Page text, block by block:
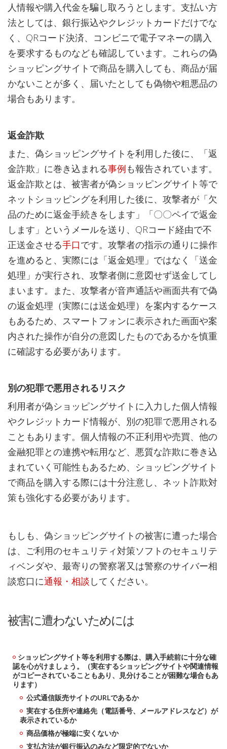
人情報や購入代金を騙し取ろうとします。支払い方
法としては、銀行振込やクレジットカードだけでな
く、QRコード決済、コンビニで電子マネーの購入
を要求するものなども確認しています。これらの偽
ショッピングサイトで商品を購入しても、商品が届
かないことが多く、届いたとしても偽物や粗悪品の
場合もあります。
返金詐欺
また、偽ショッピングサイトを利用した後に、「返
金詐欺」に巻き込まれる事例も報告されています。
返金詐欺とは、被害者が偽ショッピングサイト等で
ネットショッピングを利用した後に、攻撃者が「欠
品のために返金手続きをします」「〇〇ペイで返金
します」というメールを送り、QRコード経由で不
正送金させる手口です。攻撃者の指示の通りに操作
を進めると、実際には「返金処理」ではなく「送金
処理」が実行され、攻撃者側に意図せず送金してし
まいます。また、攻撃者が音声通話や画面共有で偽
の返金処理（実際には送金処理）を案内するケース
もあるため、スマートフォンに表示された画面や案
内された操作が自分の意図したものであるかを慎重
に確認する必要があります。
別の犯罪で悪用されるリスク
利用者が偽ショッピングサイトに入力した個人情報
やクレジットカード情報が、別の犯罪で悪用される
こともあります。個人情報の不正利用や売買、他の
金融犯罪との連携や転用など、悪質な詐欺に巻き込
まれていく可能性もあるため、ショッピングサイト
で商品を購入する際には十分注意し、ネット詐欺対
策も強化する必要があります。
もしも、偽ショッピングサイトの被害に遭った場合
は、ご利用のセキュリティ対策ソフトのセキュリテ
ィベンダや、最寄りの警察署又は警察のサイバー相
談窓口に通報・相談 してください。
被害に遭わないためには
ショッピングサイト等を利用する際は、購入手続前に十分な確
認を心がけましょう。（実在するショッピングサイトや関連情報
がコピーされていることもあり、見分けることが困難な場合もあ
ります）
公式通信販売サイトのURLであるか
実在する住所や連絡先（電話番号、メールアドレスなど）が
表示されているか
商品価格が極端に安くないか
支払方法が銀行振込のみなど限定的でないか